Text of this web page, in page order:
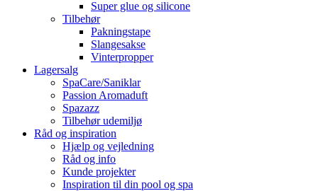
Super glue og silicone
Tilbehør
Pakningstape
Slangesakse
Vinterpropper
Lagersalg
SpaCare/Saniklar
Passion Aromaduft
Spazazz
Tilbehør udemiljø
Råd og inspiration
Hjælp og vejledning
Råd og info
Kunde projekter
Inspiration til din pool og spa